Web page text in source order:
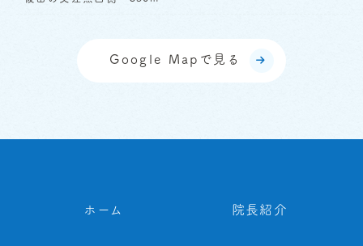
Google Mapで見る
ホーム 院長紹介